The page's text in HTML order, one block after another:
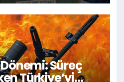
Süreç
Türkiye’yi